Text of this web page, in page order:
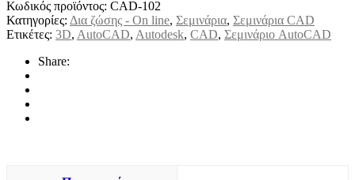
Κωδικός προϊόντος: CAD-102
Κατηγορίες: Δια ζώσης - On line, Σεμινάρια, Σεμινάρια CAD
Ετικέτες: 3D, AutoCAD, Autodesk, CAD, Σεμινάριο AutoCAD
Share: